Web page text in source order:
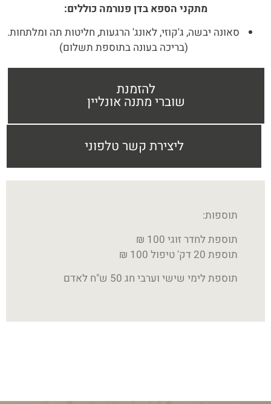
תוספות:
תוספת לחדר זוגי 100 ₪
תוספת 20 דק' טיפול 100 ₪
תוספת לימי שישי וערבי חג 50 ש"ח לאדם
מתקני הספא בדן פנורמה כוללים:
סאונה יבשה, ג'קוזי, לאונג' הרגעות, חליטות תה ומלתחות.
(בריכה בעונה בתוספת תשלום)
להזמנת
שוברי מתנה אונליין
ליצירת קשר טלפוני